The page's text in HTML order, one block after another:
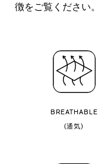
徴をご覧ください。
BREATHABLE
(通気)